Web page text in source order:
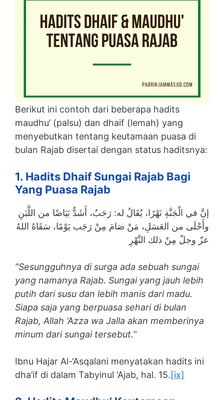
Berikut ini contoh dari beberapa hadits
maudhu’ (palsu) dan dhaif (lemah) yang
menyebutkan tentang keutamaan puasa di
bulan Rajab disertai dengan status haditsnya:
1. Hadits Dhaif Sungai Rajab Bagi
Yang Puasa Rajab
إنَّ في الْجَنَّةِ نَهْرًا، يُقَالُ له: رَجَبٌ، أَشَدُّ بَيَاضًا من اللَّبَنِ
وأَحْلَى من العَسَلِ، مَنْ صَامَ مِنْ رَجَب يَوْمًا، سَقَاهُ اللهُ
عزّ وجلّ مِنْ ذلك النَّهْرِ
”Sesungguhnya di surga ada sebuah sungai
yang namanya Rajab. Sungai yang jauh lebih
putih dari susu dan lebih manis dari madu.
Siapa saja yang berpuasa sehari di bulan
Rajab, Allah ‘Azza wa Jalla akan memberinya
minum dari sungai tersebut.”
Ibnu Hajar Al-‘Asqalani menyatakan hadits ini
dha’if di dalam Tabyinul ‘Ajab, hal. 15.[ix]